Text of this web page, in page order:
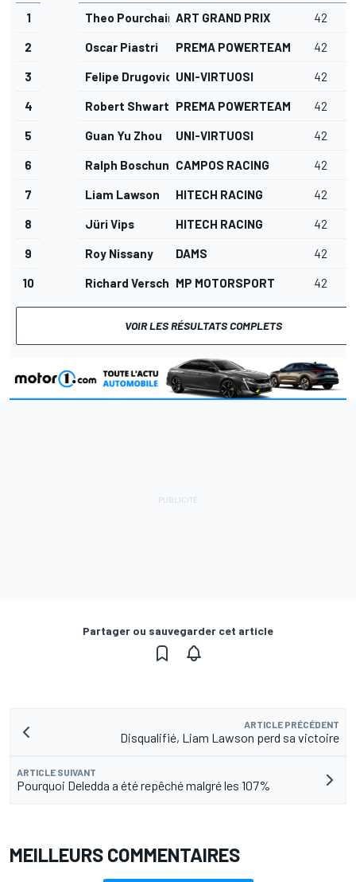
1 Theo PourchaireART GRAND PRIX 42
2 Oscar Piastri PREMA POWERTEAM 42
3 Felipe DrugovichUNI-VIRTUOSI 42
4 Robert ShwartzmanPREMA POWERTEAM 42
5 Guan Yu Zhou UNI-VIRTUOSI 42
6 Ralph BoschungCAMPOS RACING 42
7 Liam Lawson HITECH RACING 42
8 Jüri Vips HITECH RACING 42
9 Roy Nissany DAMS 42
10 Richard VerschoorMP MOTORSPORT 42
VOIR LES RÉSULTATS COMPLETS
Partager ou sauvegarder cet article
ARTICLE PRÉCÉDENT
Disqualifié, Liam Lawson perd sa victoire
ARTICLE SUIVANT
Pourquoi Deledda a été repêché malgré les 107%
MEILLEURS COMMENTAIRES